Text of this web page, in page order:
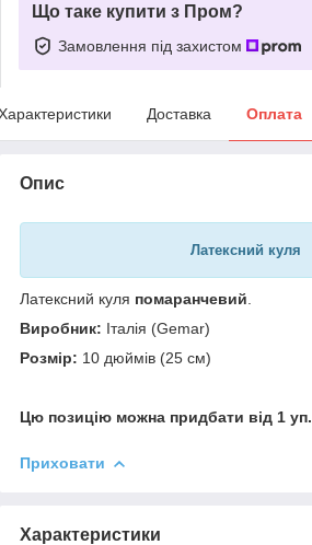
Що таке купити з Пром?
Замовлення під захистом
Доставка Оплата
Опис
Латексний куля
Латексний куля помаранчевий
Виробник: Італія (Gemar)
Розмір: 10 дюймів (25 см)
Цю позицію можна придбати від 1 уп.
Приховати
Характеристики